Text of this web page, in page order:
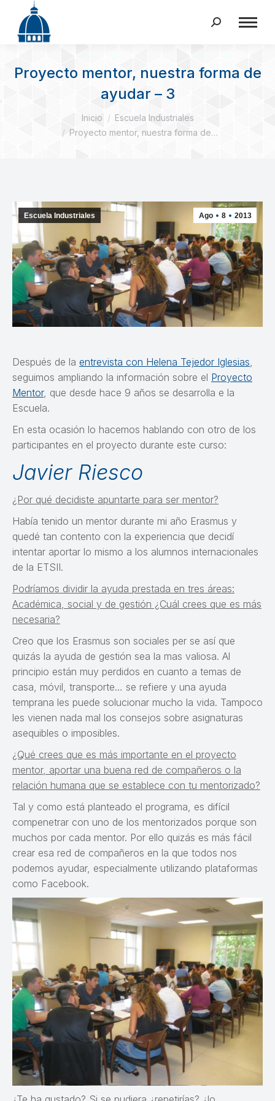
Buscar:
Proyecto mentor, nuestra forma de
ayudar – 3
Inicio
Escuela Industriales
Proyecto mentor, nuestra forma de…
Ago 8 2013
Escuela Industriales
Después de la entrevista con Helena Tejedor Iglesias,
seguimos ampliando la información sobre el Proyecto
Mentor, que desde hace 9 años se desarrolla e la
Escuela.
En esta ocasión lo hacemos hablando con otro de los
participantes en el proyecto durante este curso:
Javier Riesco
¿Por qué decidiste apuntarte para ser mentor?
Había tenido un mentor durante mi año Erasmus y
quedé tan contento con la experiencia que decidí
intentar aportar lo mismo a los alumnos internacionales
de la ETSII.
Podríamos dividir la ayuda prestada en tres áreas:
Académica, social y de gestión ¿Cuál crees que es más
necesaria?
Creo que los Erasmus son sociales per se así que
quizás la ayuda de gestión sea la mas valiosa. Al
principio están muy perdidos en cuanto a temas de
casa, móvil, transporte… se refiere y una ayuda
temprana les puede solucionar mucho la vida. Tampoco
les vienen nada mal los consejos sobre asignaturas
asequibles o imposibles.
¿Qué crees que es más importante en el proyecto
mentor, aportar una buena red de compañeros o la
relación humana que se establece con tu mentorizado?
Tal y como está planteado el programa, es difícil
compenetrar con uno de los mentorizados porque son
muchos por cada mentor. Por ello quizás es más fácil
crear esa red de compañeros en la que todos nos
podemos ayudar, especialmente utilizando plataformas
como Facebook.